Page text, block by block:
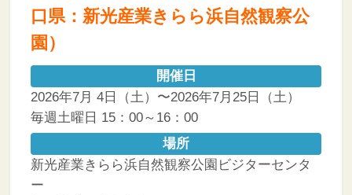
口県：新光産業きらら浜自然観察公
園）
開催日
2026年7月 4日（土）〜2026年7月25日（土）
毎週土曜日 15：00～16：00
場所
新光産業きらら浜自然観察公園ビジターセンタ
ー